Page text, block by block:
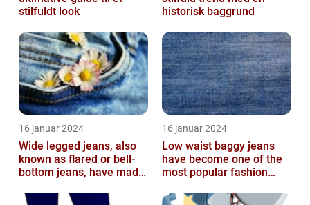
stilfuldt look
historisk baggrund
16 januar 2024
Wide legged jeans, also
known as flared or bell-
bottom jeans, have made
fash...
16 januar 2024
Low waist baggy jeans
have become one of the
most popular fashion